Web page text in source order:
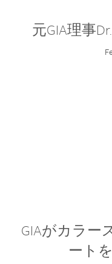
元GIA理事
GIAがカラー
ート